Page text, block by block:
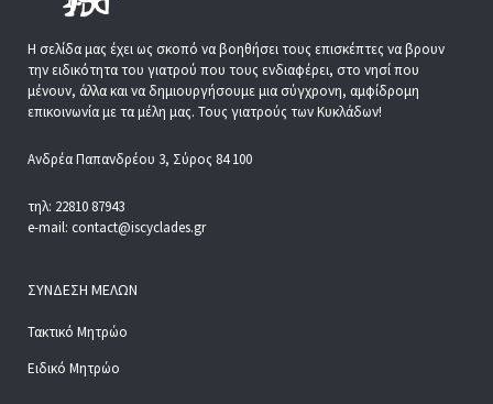
Η σελίδα μας έχει ως σκοπό να βοηθήσει τους επισκέπτες να βρουν
την ειδικότητα του γιατρού που τους ενδιαφέρει, στο νησί που
μένουν, άλλα και να δημιουργήσουμε μια σύγχρονη, αμφίδρομη
επικοινωνία με τα μέλη μας. Τους γιατρούς των Κυκλάδων!
Ανδρέα Παπανδρέου 3, Σύρος 84 100
τηλ: 22810 87943
e-mail: contact@iscyclades.gr
ΣΎΝΔΕΣΗ ΜΕΛΏΝ
Τακτικό Μητρώο
Ειδικό Μητρώο